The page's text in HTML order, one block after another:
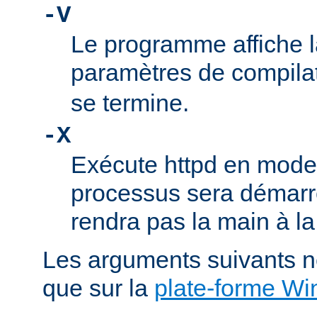
-V
Le programme affiche
paramètres de
se termine.
-X
Exécute httpd en
processus sera
rendra pas la main à
Les arguments suivants
que sur la plate-forme